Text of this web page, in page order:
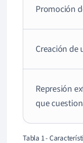
Promoción
Creación
Represión
que
Tabla 1 -